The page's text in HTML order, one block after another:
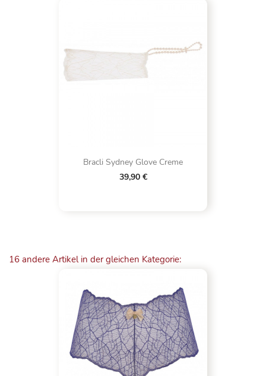
Bracli Sydney Glove Creme
39,90 €
16 andere Artikel in der gleichen Kategorie: